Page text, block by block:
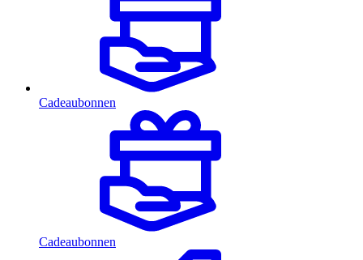
Cadeaubonnen
Cadeaubonnen